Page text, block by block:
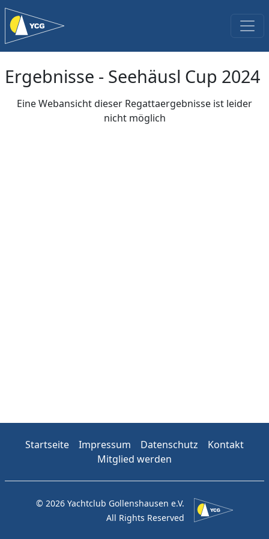
Ergebnisse - Seehäusl Cup 2024
Eine Webansicht dieser Regattaergebnisse ist leider
nicht möglich
Startseite Impressum Datenschutz
Kontakt
Mitglied werden
© 2026 Yachtclub Gollenshausen e.V.
All Rights Reserved